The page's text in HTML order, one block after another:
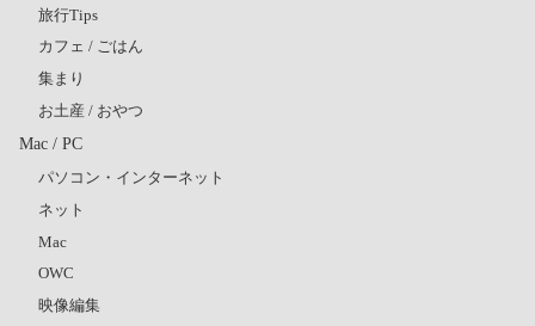
旅行Tips
カフェ / ごはん
集まり
お土産 / おやつ
Mac / PC
パソコン・インターネット
ネット
Mac
OWC
映像編集